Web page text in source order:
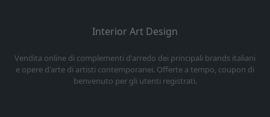
Interior Art Design
Vendita online di complementi d'arredo dei principali brands italiani
e opere d'arte di artisti contemporanei. Offerte a tempo, coupon di
benvenuto per gli utenti registrati.